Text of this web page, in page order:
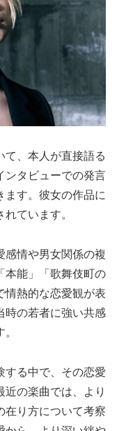
て、本人が直接語る
ンタビューでの発言
ます。彼女の作品に
ています。
感情や男女関係の複
本能」「歌舞伎町の
情熱的な恋愛観が表
時の若者に強い共感
する中で、その恋愛
の楽曲では、より
在り方について考察